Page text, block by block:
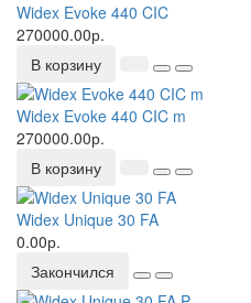
Widex Evoke 440 CIC
270000.00р.
В корзину
Widex Evoke 440 CIC m
270000.00р.
В корзину
Widex Unique 30 FA
0.00р.
Закончился